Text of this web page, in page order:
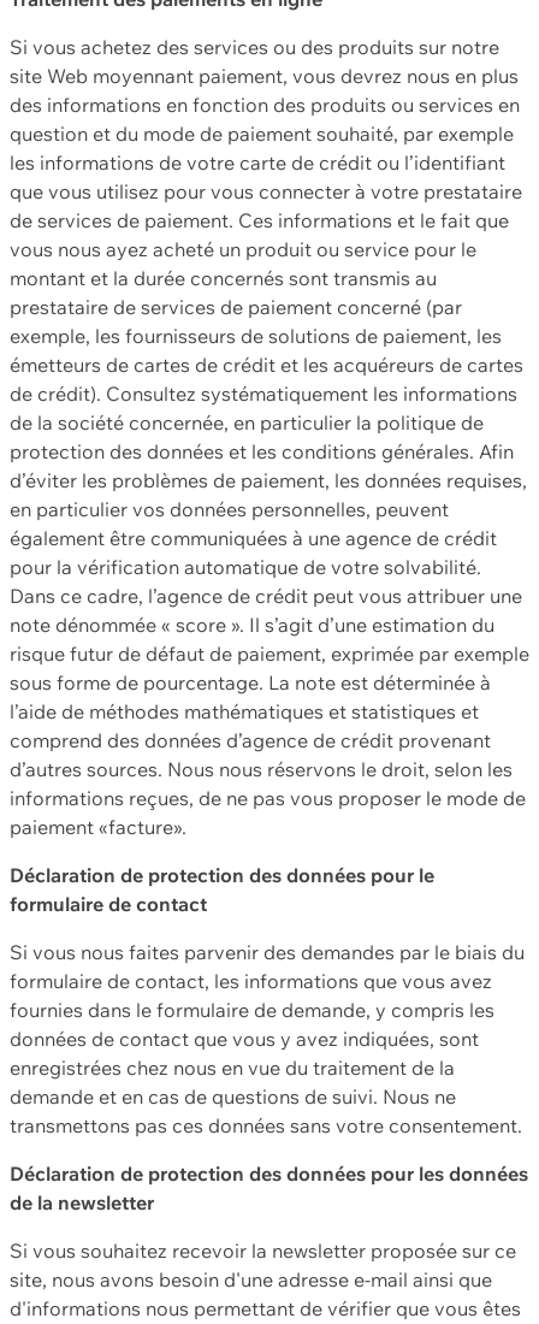
Si vous achetez des services ou des produits sur notre
site Web moyennant paiement, vous devrez nous en plus
des informations en fonction des produits ou services en
question et du mode de paiement souhaité, par exemple
les informations de votre carte de crédit ou l’identifiant
que vous utilisez pour vous connecter à votre prestataire
de services de paiement. Ces informations et le fait que
vous nous ayez acheté un produit ou service pour le
montant et la durée concernés sont transmis au
prestataire de services de paiement concerné (par
exemple, les fournisseurs de solutions de paiement, les
émetteurs de cartes de crédit et les acquéreurs de cartes
de crédit). Consultez systématiquement les informations
de la société concernée, en particulier la politique de
protection des données et les conditions générales. Afin
d’éviter les problèmes de paiement, les données requises,
en particulier vos données personnelles, peuvent
également être communiquées à une agence de crédit
pour la vérification automatique de votre solvabilité.
Dans ce cadre, l’agence de crédit peut vous attribuer une
note dénommée « score ». Il s’agit d’une estimation du
risque futur de défaut de paiement, exprimée par exemple
sous forme de pourcentage. La note est déterminée à
l’aide de méthodes mathématiques et statistiques et
comprend des données d’agence de crédit provenant
d’autres sources. Nous nous réservons le droit, selon les
informations reçues, de ne pas vous proposer le mode de
paiement «facture».
Déclaration de protection des données pour le
formulaire de contact
Si vous nous faites parvenir des demandes par le biais du
formulaire de contact, les informations que vous avez
fournies dans le formulaire de demande, y compris les
données de contact que vous y avez indiquées, sont
enregistrées chez nous en vue du traitement de la
demande et en cas de questions de suivi. Nous ne
transmettons pas ces données sans votre consentement.
Déclaration de protection des données pour les données
de la newsletter
Si vous souhaitez recevoir la newsletter proposée sur ce
site, nous avons besoin d'une adresse e-mail ainsi que
d'informations nous permettant de vérifier que vous êtes